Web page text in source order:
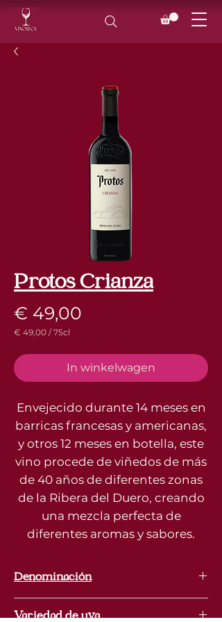
Protos Crianza
€ 49,00
€ 49,00 /75cl
per
75
Centiliters
In winkelwagen
Envejecido durante 14 meses en
barricas francesas y americanas,
y otros 12 meses en botella, este
vino procede de viñedos de más
de 40 años de diferentes zonas
de la Ribera del Duero, creando
una mezcla perfecta de
diferentes aromas y sabores.
Denominación
Variedad de uva